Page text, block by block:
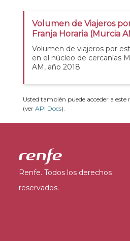
Volumen de Viajeros
Franja Horaria (Murcia
Volumen de viajeros por
en el núcleo de cercanías
AM, año 2018
Usted también puede acceder a
(ver API Docs).
Renfe. Todos los derechos
reservados.